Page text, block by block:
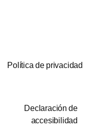
Política de privacidad
Declaración de
accesibilidad